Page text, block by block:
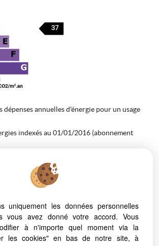
dépenses annuelles d'énergie pour un usage
indexés au 01/01/2016 (abonnement
264 000 € *
uniquement les données personnelles
vous avez donné votre accord. Vous
à n'importe quel moment via la
les cookies" en bas de notre site, à